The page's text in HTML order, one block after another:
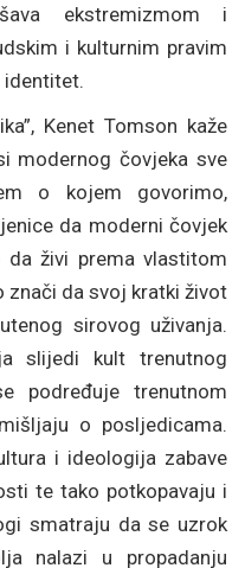
ekstremizmom i
i kulturnim pravim
identitet.
Kenet Tomson kaže
modernog čovjeka sve
o kojem govorimo,
da moderni čovjek
živi prema vlastitom
znači da svoj kratki život
sirovog uživanja.
slijedi kult trenutnog
podređuje trenutnom
o posljedicama.
i ideologija zabave
te tako potkopavaju i
smatraju da se uzrok
nalazi u propadanju